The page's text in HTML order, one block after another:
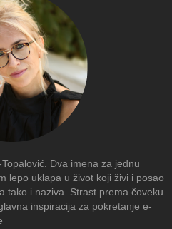
Dva imena za jednu
lepo uklapa u život koji živi i posao
tako i naziva. Strast prema čoveku
inspiracija za pokretanje e-